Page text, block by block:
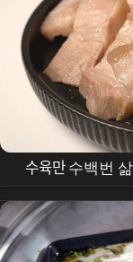
수육만 수백
꾹